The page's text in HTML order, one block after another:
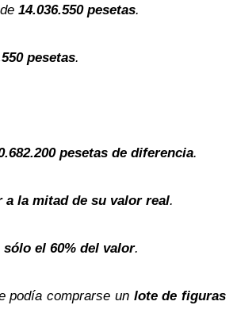
14.036.550 pesetas.
pesetas.
pesetas de diferencia.
a la mitad de su valor real.
el 60% del valor.
podía comprarse un lote de figuras